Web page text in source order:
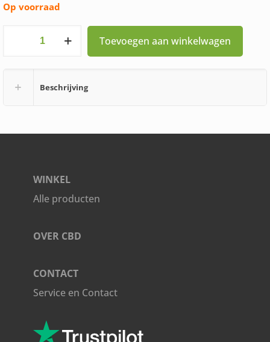
Op voorraad
Vitamine
30
Toevoegen aan winkelwagen
Beschrijving
WINKEL
Alle producten
OVER CBD
CONTACT
Service en Contact